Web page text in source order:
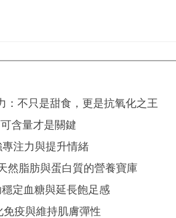
：不只是甜食，更是抗氧化之王
含量才是關鍵
注力與提升情緒
然脂肪與蛋白質的營養寶庫
定血糖與延長飽足感
免疫與維持肌膚彈性